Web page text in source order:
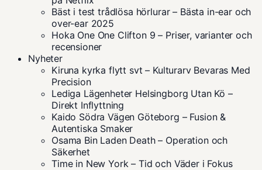
Bäst i test trådlösa hörlurar – Bästa in-ear och
over-ear 2025
Hoka One One Clifton 9 – Priser, varianter och
recensioner
Nyheter
Kiruna kyrka flytt svt – Kulturarv Bevaras Med
Precision
Lediga Lägenheter Helsingborg Utan Kö –
Direkt Inflyttning
Kaido Södra Vägen Göteborg – Fusion &
Autentiska Smaker
Osama Bin Laden Death – Operation och
Säkerhet
Time in New York – Tid och Väder i Fokus